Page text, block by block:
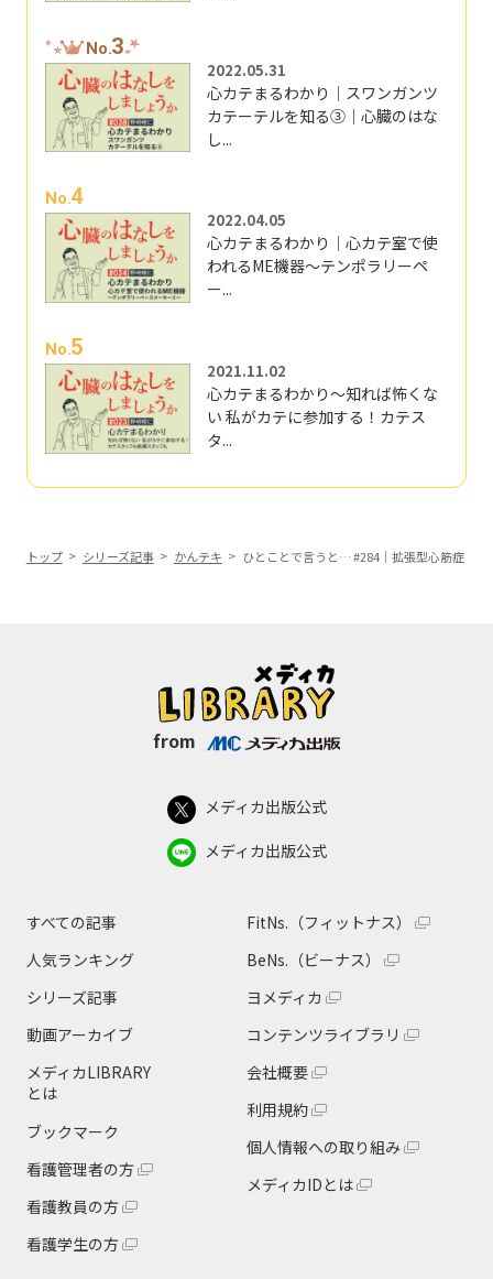
No.3
2022.05.31
心カテまるわかり｜スワンガンツ
カテーテルを知る③｜心臓のはな
し...
No.4
2022.04.05
心カテまるわかり｜心カテ室で使
われるME機器～テンポラリーペ
ー...
No.5
2021.11.02
心カテまるわかり～知れば怖くな
い 私がカテに参加する！カテス
タ...
トップ シリーズ記事 かんテキ ひとことで言うと… #284｜拡張型心筋症
from
メディカ出版公式
メディカ出版公式
すべての記事
人気ランキング
シリーズ記事
動画アーカイブ
メディカLIBRARY
とは
ブックマーク
看護管理者の方
看護教員の方
看護学生の方
FitNs.（フィットナス）
BeNs.（ビーナス）
ヨメディカ
コンテンツライブラリ
会社概要
利用規約
個人情報への取り組み
メディカIDとは